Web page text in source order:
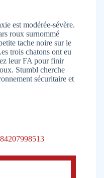
est modérée-sévère.
roux surnommé
tache noire sur le
trois chatons ont eu
leur FA pour finir
Stumbl cherche
sécuritaire et